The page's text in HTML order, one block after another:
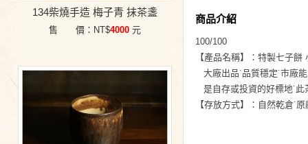
134柴燒手造 梅子青 抹茶盞
售 價：NT$4000 元
商品介紹
100/100
【產品名稱】：特製七子餅
大廠出品˙品質穩定˙市廠
是自存或投資的好標地˙
【存放方式】：自然乾倉˙